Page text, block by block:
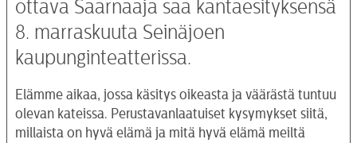
ottava Saarnaaja saa kantaesityksensä
8. marraskuuta Seinäjoen
kaupunginteatterissa.
Elämme aikaa, jossa käsitys oikeasta ja väärästä tuntuu
olevan kateissa. Perustavanlaatuiset kysymykset siitä,
millaista on hyvä elämä ja mitä hyvä elämä meiltä